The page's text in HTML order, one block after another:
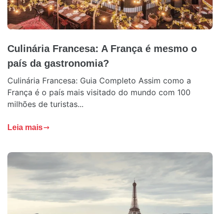
Culinária Francesa: A França é mesmo o
país da gastronomia?
Culinária Francesa: Guia Completo Assim como a
França é o país mais visitado do mundo com 100
milhões de turistas...
Leia mais